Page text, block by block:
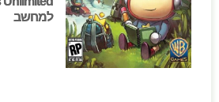
למחשב
למחשב